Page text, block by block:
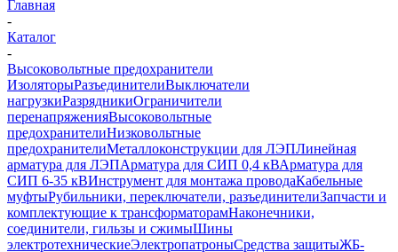
Главная
-
Каталог
-
Высоковольтные предохранители
ИзоляторыРазъединителиВыключатели
нагрузкиРазрядникиОграничители
перенапряженияВысоковольтные
предохранителиНизковольтные
предохранителиМеталлоконструкции для ЛЭПЛинейная
арматура для ЛЭПАрматура для СИП 0,4 кВАрматура для
СИП 6-35 кВИнструмент для монтажа проводаКабельные
муфтыРубильники, переключатели, разъединителиЗапчасти и
комплектующие к трансформаторамНаконечники,
соединители, гильзы и сжимыШины
электротехническиеЭлектропатроныСредства защитыЖБ-